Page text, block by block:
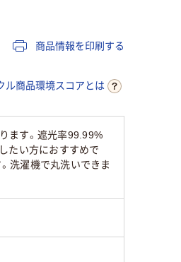
商品情報を印刷する
ル商品環境スコアとは
ます。遮光率99.99%
たい方におすすめで
洗濯機で丸洗いできま